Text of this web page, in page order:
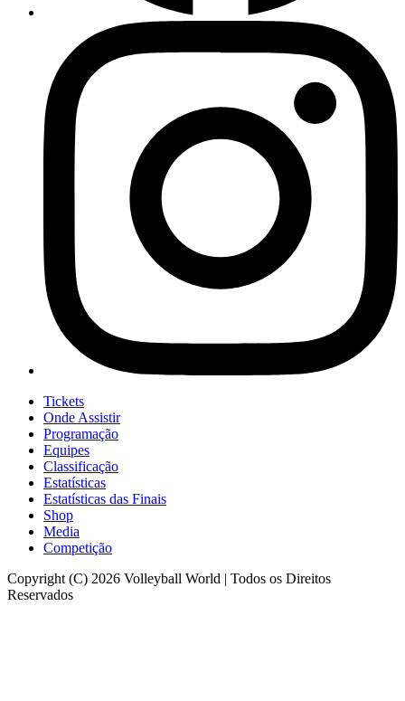
Tickets
Onde Assistir
Programação
Equipes
Classificação
Estatísticas
Estatísticas das Finais
Shop
Media
Competição
Copyright (C) 2026 Volleyball World | Todos os Direitos
Reservados